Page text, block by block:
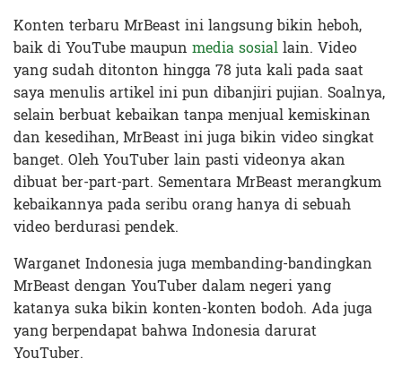
Konten terbaru MrBeast ini langsung bikin heboh,
baik di YouTube maupun media sosiallain. Video
yang sudah ditonton hingga 78 juta kali pada saat
saya menulis artikel ini pun dibanjiri pujian. Soalnya,
selain berbuat kebaikan tanpa menjual kemiskinan
dan kesedihan, MrBeast ini juga bikin video singkat
banget. Oleh YouTuber lain pasti videonya akan
dibuat ber-part-part. Sementara MrBeast merangkum
kebaikannya pada seribu orang hanya di sebuah
video berdurasi pendek.
Warganet Indonesia juga membanding-bandingkan
MrBeast dengan YouTuber dalam negeri yang
katanya suka bikin konten-konten bodoh. Ada juga
yang berpendapat bahwa Indonesia darurat
YouTuber.